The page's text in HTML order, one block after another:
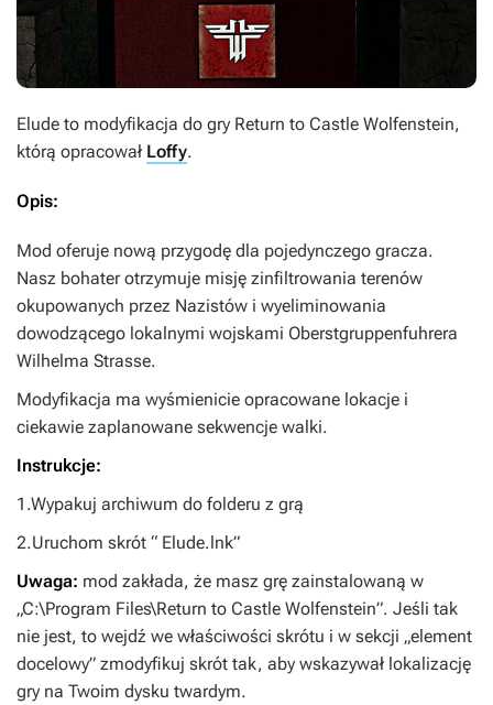
Elude to modyfikacja do gry Return to Castle Wolfenstein,
którą opracował Loffy.
Opis:
Mod oferuje nową przygodę dla pojedynczego gracza.
Nasz bohater otrzymuje misję zinfiltrowania terenów
okupowanych przez Nazistów i wyeliminowania
dowodzącego lokalnymi wojskami Oberstgruppenfuhrera
Wilhelma Strasse.
Modyfikacja ma wyśmienicie opracowane lokacje i
ciekawie zaplanowane sekwencje walki.
Instrukcje:
1.Wypakuj archiwum do folderu z grą
2.Uruchom skrót “ Elude.lnk”
Uwaga: mod zakłada, że masz grę zainstalowaną w
„C:\Program Files\Return to Castle Wolfenstein”. Jeśli tak
nie jest, to wejdź we właściwości skrótu i w sekcji „element
docelowy” zmodyfikuj skrót tak, aby wskazywał lokalizację
gry na Twoim dysku twardym.